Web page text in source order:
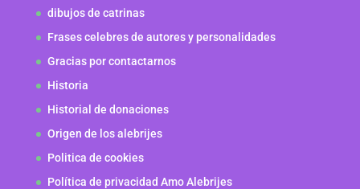
dibujos de catrinas
Frases celebres de autores y personalidades
Gracias por contactarnos
Historia
Historial de donaciones
Origen de los alebrijes
Politica de cookies
Política de privacidad Amo Alebrijes